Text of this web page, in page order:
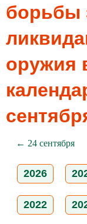
борьбы
оружия
← 24 сентября
2026
2022